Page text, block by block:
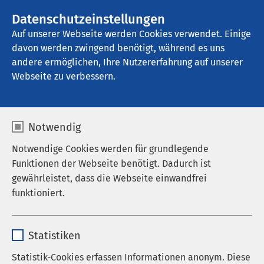
Datenschutzeinstellungen
Auf unserer Webseite werden Cookies verwendet. Einige
davon werden zwingend benötigt, während es uns
andere ermöglichen, Ihre Nutzererfahrung auf unserer
Webseite zu verbessern.
Notwendig
Notwendige Cookies werden für grundlegende
Funktionen der Webseite benötigt. Dadurch ist
gewährleistet, dass die Webseite einwandfrei
funktioniert.
Anbieter sgalinski
Statistiken
Statistik-Cookies erfassen Informationen anonym. Diese
AMEOS Pflege Ratzeburg
Impressum
AMEOS Pflege Ratzeburg
Röpersberg 45
D-23909 Ratzeburg
Fax +49 4541 13 3315